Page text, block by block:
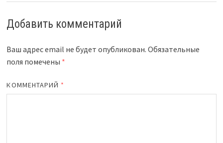
Добавить комментарий
Ваш адрес email не будет опубликован. Обязательные
поля помечены *
КОММЕНТАРИЙ *